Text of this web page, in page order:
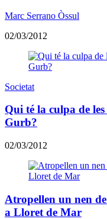
Marc Serrano Òssul
02/03/2012
Societat
Qui té la culpa de
Gurb?
02/03/2012
Atropellen un nen
a Lloret de Mar